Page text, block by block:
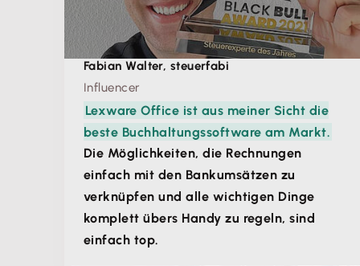
Fabian Walter, steuerfabi
Influencer
Lexware Office ist aus meiner Sicht die
beste Buchhaltungssoftware am Markt.
Die Möglichkeiten, die Rechnungen
einfach mit den Bankumsätzen zu
verknüpfen und alle wichtigen Dinge
komplett übers Handy zu regeln, sind
einfach top.